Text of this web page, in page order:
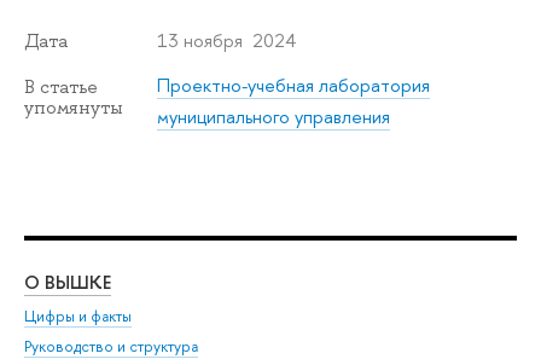
Дата 13 ноября 2024
В статье
упомянуты
Проектно-учебная лаборатория
муниципального управления
О ВЫШКЕ
Цифры и факты
Руководство и структура